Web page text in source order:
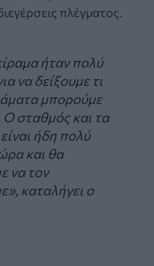
πλέγματος.
ήταν πολύ
να δείξουμε τι
μπορούμε
Ο σταθμός και τα
ήδη πολύ
και θα
να τον
καταλήγει ο